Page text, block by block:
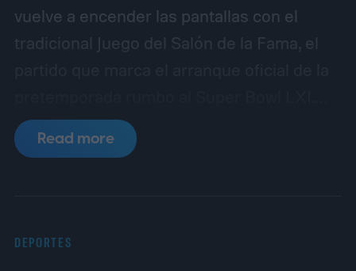
vuelve a encender las pantallas con el
tradicional Juego del Salón de la Fama, el
Los protagonistas serán Carolina
Panthers y Arizona Cardinals, dos
Read more
DEPORTES